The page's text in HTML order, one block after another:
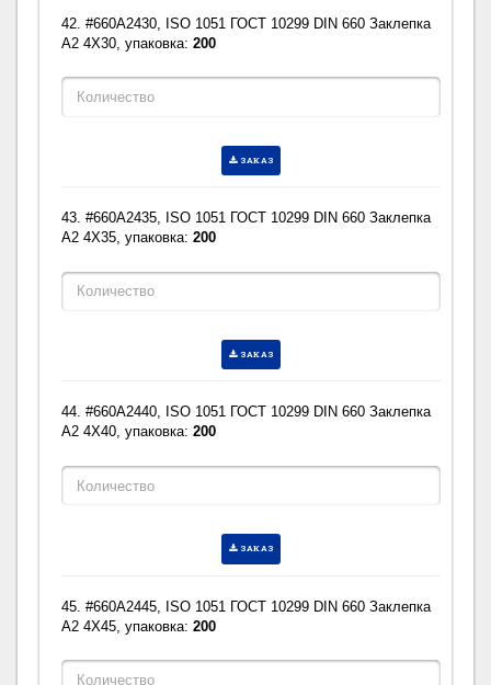
42. #660A2430, ISO 1051 ГОСТ 10299 DIN 660 Заклепка
A2 4X30, упаковка:200
ЗАКАЗ
43. #660A2435, ISO 1051 ГОСТ 10299 DIN 660 Заклепка
A2 4X35, упаковка:200
ЗАКАЗ
44. #660A2440, ISO 1051 ГОСТ 10299 DIN 660 Заклепка
A2 4X40, упаковка:200
ЗАКАЗ
45. #660A2445, ISO 1051 ГОСТ 10299 DIN 660 Заклепка
A2 4X45, упаковка:200